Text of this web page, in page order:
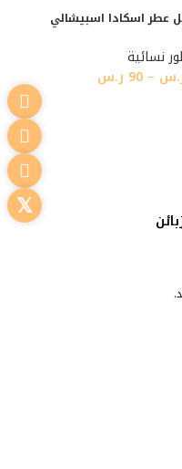
عطر اسكادا اسبيشالي
نسائية
–
90 ر.س